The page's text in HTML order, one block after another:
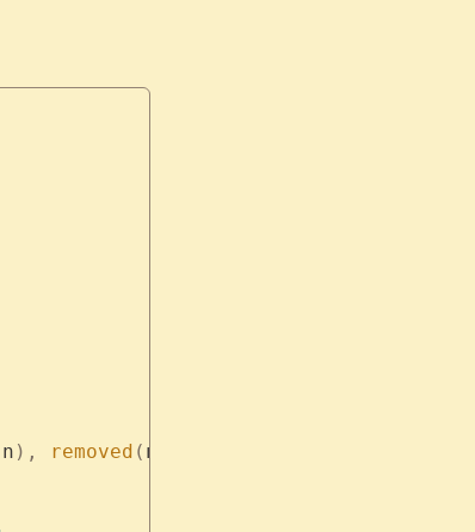
n ), removed ( n